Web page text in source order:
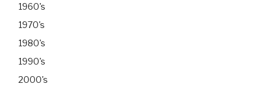
1960's
1970's
1980's
1990's
2000's